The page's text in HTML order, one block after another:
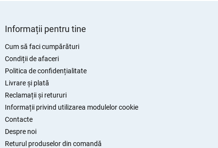
Informații pentru tine
Cum să faci cumpărături
Condiții de afaceri
Politica de confidențialitate
Livrare și plată
Reclamații și retururi
Informații privind utilizarea modulelor cookie
Contacte
Despre noi
Returul produselor din comandă